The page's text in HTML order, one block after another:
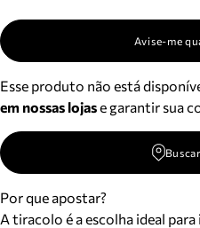
Avise-me
Esse produto não está
em nossas lojase garantir sua
Por que apostar?
A tiracolo é a escolha ideal